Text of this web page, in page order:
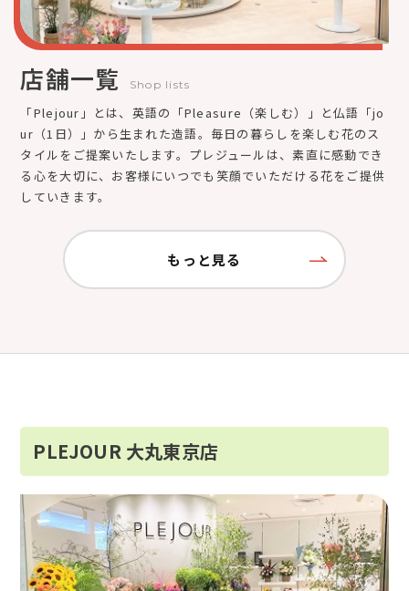
店舗一覧 Shop lists
「Plejour」とは、英語の「Pleasure（楽しむ）」と仏語「jo
ur（1日）」から生まれた造語。毎日の暮らしを楽しむ花のス
タイルをご提案いたします。プレジュールは、素直に感動でき
る心を大切に、お客様にいつでも笑顔でいただける花をご提供
していきます。
もっと見る
PLEJOUR 大丸東京店